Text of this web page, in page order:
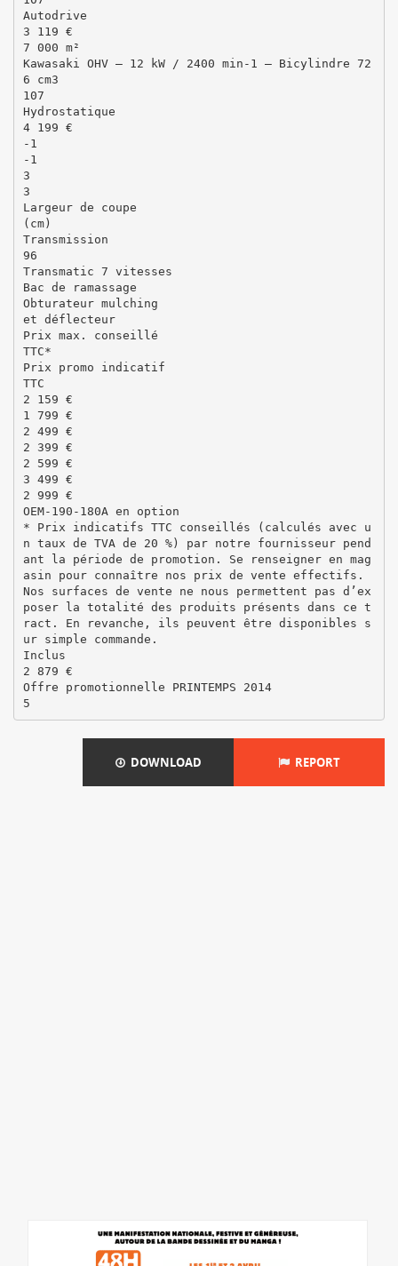
Autodrive
3 119 €
7 000 m²
Kawasaki OHV – 12 kW / 2400 min-1 – Bicylindre 72
6 cm3
107
Hydrostatique
4 199 €
-1
-1
3
3
Largeur de coupe
(cm)
Transmission
96
Transmatic 7 vitesses
Bac de ramassage
Obturateur mulching
et déflecteur
Prix max. conseillé
TTC*
Prix promo indicatif
TTC
2 159 €
1 799 €
2 499 €
2 399 €
2 599 €
3 499 €
2 999 €
OEM-190-180A en option
* Prix indicatifs TTC conseillés (calculés avec u
n taux de TVA de 20 %) par notre fournisseur pend
ant la période de promotion. Se renseigner en mag
asin pour connaître nos prix de vente effectifs.
Nos surfaces de vente ne nous permettent pas d’ex
poser la totalité des produits présents dans ce t
ract. En revanche, ils peuvent être disponibles s
ur simple commande.
Inclus
2 879 €
Offre promotionnelle PRINTEMPS 2014
DOWNLOAD REPORT